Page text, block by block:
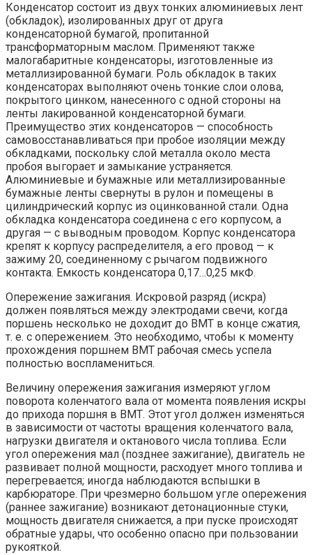
Конденсатор состоит из двух тонких алюминиевых лент
(обкладок), изолированных друг от друга
конденсаторной бумагой, пропитанной
трансформаторным маслом. Применяют также
малогабаритные конденсаторы, изготовленные из
металлизированной бумаги. Роль обкладок в таких
конденсаторах выполняют очень тонкие слои олова,
покрытого цинком, нанесенного с одной стороны на
ленты лакированной конденсаторной бумаги.
Преимущество этих конденсаторов — способность
самовосстанавливаться при пробое изоляции между
обкладками, поскольку слой металла около места
пробоя выгорает и замыкание устраняется.
Алюминиевые и бумажные или металлизированные
бумажные ленты свернуты в рулон и помещены в
цилиндрический корпус из оцинкованной стали. Одна
обкладка конденсатора соединена с его корпусом, а
другая — с выводным проводом. Корпус конденсатора
крепят к корпусу распределителя, а его провод — к
зажиму 20, соединенному с рычагом подвижного
контакта. Емкость конденсатора 0,17…0,25 мкФ.
Опережение зажигания. Искровой разряд (искра)
должен появляться между электродами свечи, когда
поршень несколько не доходит до ВМТ в конце сжатия,
т. е. с опережением. Это необходимо, чтобы к моменту
прохождения поршнем ВМТ рабочая смесь успела
полностью воспламениться.
Величину опережения зажигания измеряют углом
поворота коленчатого вала от момента появления искры
до прихода поршня в ВМТ. Этот угол должен изменяться
в зависимости от частоты вращения коленчатого вала,
нагрузки двигателя и октанового числа топлива. Если
угол опережения мал (позднее зажигание), двигатель не
развивает полной мощности, расходует много топлива и
перегревается; иногда наблюдаются вспышки в
карбюраторе. При чрезмерно большом угле опережения
(раннее зажигание) возникают детонационные стуки,
мощность двигателя снижается, а при пуске происходят
обратные удары, что особенно опасно при пользовании
рукояткой.